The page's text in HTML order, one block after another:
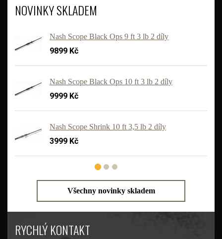
NOVINKY SKLADEM
Nash Scope Black Ops 9 ft 3 lb 2 díly
9899 Kč
Nash Scope Black Ops 10 ft 3 lb 2 díly
9999 Kč
Nash Scope Shrink 10 ft 3,5 lb 2 díly
3999 Kč
Všechny novinky skladem
RYCHLÝ KONTAKT